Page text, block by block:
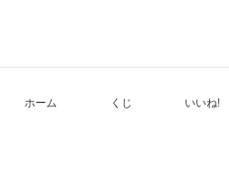
ホーム くじ いいね!